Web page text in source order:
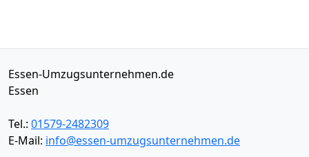
Essen-Umzugsunternehmen.de
Essen
Tel.: 01579-2482309
E-Mail: info@essen-umzugsunternehmen.de